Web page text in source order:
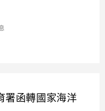
署函轉國家海洋